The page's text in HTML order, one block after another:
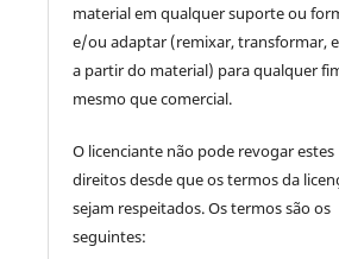
material em qualquer suporte ou
e/ou adaptar (remixar, transformar,
a partir do material) para qualquer
mesmo que comercial.
O licenciante não pode revogar estes
direitos desde que os termos da
sejam respeitados. Os termos são os
seguintes: